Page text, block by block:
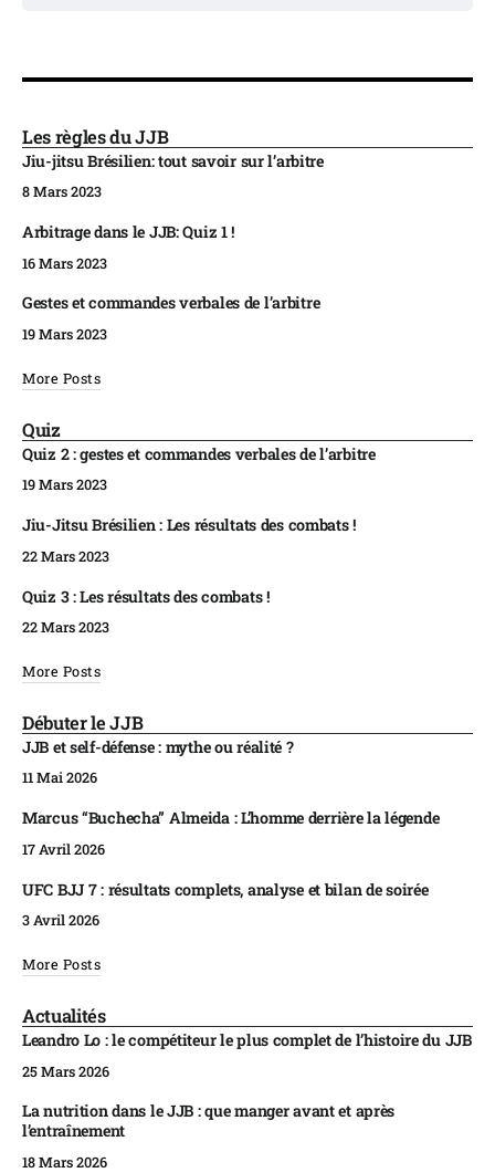
Les règles du JJB
Jiu-jitsu Brésilien: tout savoir sur l’arbitre
8 Mars 2023
Arbitrage dans le JJB: Quiz 1 !
16 Mars 2023
Gestes et commandes verbales de l’arbitre
19 Mars 2023
More Posts
Quiz
Quiz 2 : gestes et commandes verbales de l’arbitre
19 Mars 2023
Jiu-Jitsu Brésilien : Les résultats des combats !
22 Mars 2023
Quiz 3 : Les résultats des combats !
22 Mars 2023
More Posts
Débuter le JJB
JJB et self-défense : mythe ou réalité ?
11 Mai 2026
Marcus “Buchecha” Almeida : L’homme derrière la légende
17 Avril 2026
UFC BJJ 7 : résultats complets, analyse et bilan de soirée
3 Avril 2026
More Posts
Actualités
Leandro Lo : le compétiteur le plus complet de l’histoire du JJB
25 Mars 2026
La nutrition dans le JJB : que manger avant et après
l’entraînement
18 Mars 2026